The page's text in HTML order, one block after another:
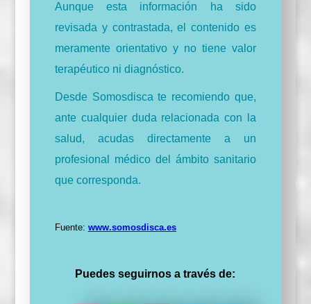
Aunque esta información ha sido
revisada y contrastada, el contenido es
meramente orientativo y no tiene valor
terapéutico ni diagnóstico.
Desde Somosdisca te recomiendo que,
ante cualquier duda relacionada con la
salud, acudas directamente a un
profesional médico del ámbito sanitario
que corresponda.
Fuente: www.somosdisca.es
Puedes seguirnos a través de: